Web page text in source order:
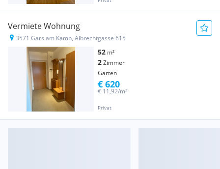
Vermiete Wohnung
3571 Gars am Kamp, Albrechtgasse 615
52 m²
2Zimmer
Garten
Privat
€ 11,92/m²
€ 620